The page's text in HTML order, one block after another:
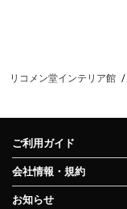
リコメン堂インテリア館
ご利用ガイド
会社情報・規約
お知らせ